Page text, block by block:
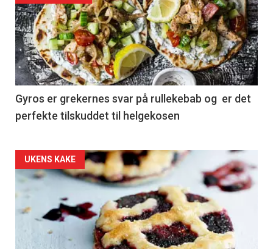
Gyros er grekernes svar på rullekebab og er det
perfekte tilskuddet til helgekosen
Forsiden
akkurat
nå
UKENS KAKE